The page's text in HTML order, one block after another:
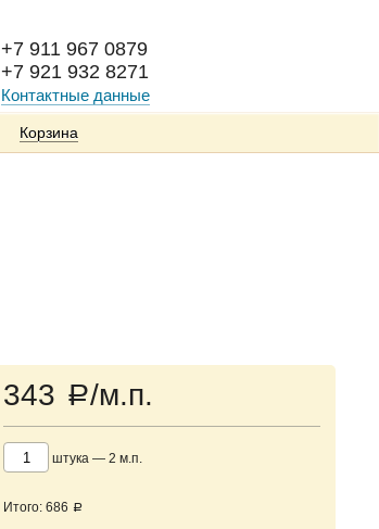
+7 911 967 0879
+7 921 932 8271
Контактные данные
Корзина
343 a/м.п.
штука — 2 м.п.
Итого: 686 a